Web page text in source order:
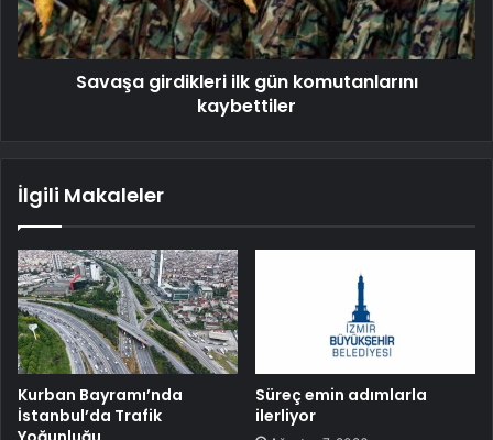
Savaşa girdikleri ilk gün komutanlarını
kaybettiler
İlgili Makaleler
Kurban Bayramı’nda
İstanbul’da Trafik
Süreç emin adımlarla
ilerliyor